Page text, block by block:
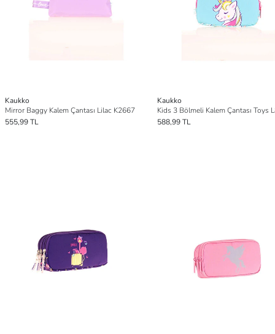
Kaukko
Mirror Baggy Kalem Çantası Lilac K2667
555,99 TL
Kaukko
Kids 3 Bölmeli Kalem Çantası Toys
588,99 TL